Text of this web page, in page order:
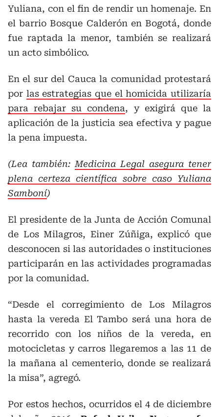
Yuliana, con el fin de rendir un homenaje. En
el barrio Bosque Calderón en Bogotá, donde
fue raptada la menor, también se realizará
un acto simbólico.
En el sur del Cauca la comunidad protestará
por las estrategias que el homicida utilizaría
para rebajar su condena, y exigirá que la
aplicación de la justicia sea efectiva y pague
la pena impuesta.
(Lea también: Medicina Legal asegura tener
plena certeza científica sobre caso Yuliana
Samboní)
El presidente de la Junta de Acción Comunal
de Los Milagros, Einer Zúñiga, explicó que
desconocen si las autoridades o instituciones
participarán en las actividades programadas
por la comunidad.
“Desde el corregimiento de Los Milagros
hasta la vereda El Tambo será una hora de
recorrido con los niños de la vereda, en
motocicletas y carros llegaremos a las 11 de
la mañana al cementerio, donde se realizará
la misa”, agregó.
Por estos hechos, ocurridos el 4 de diciembre